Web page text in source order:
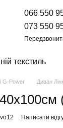
066 550
073 550
текстиль
G-Power Диван
Написати